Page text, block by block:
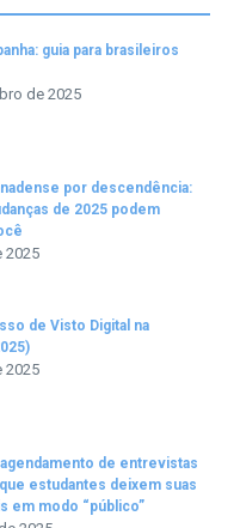
guia para brasileiros
de 2025
por descendência:
de 2025 podem
2025
de Visto Digital na
2025
de entrevistas
estudantes deixem suas
em modo “público”